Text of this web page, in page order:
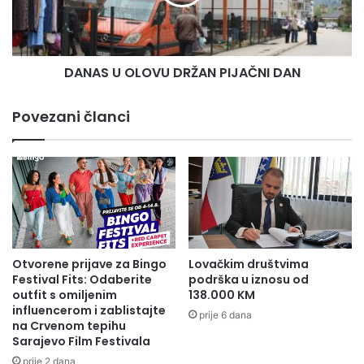
pripadnika branilačke populacije – pojasnio je
Mušija.
odobrilo je dodatnih 200.000 KM Općini Maglaj za
dvorane srednjih škola u Maglaju.
Press služba ZDK
a
n
Z
D
K
-
a
:
B
o
j
a
p
r
i
s
L
O
R
Ž
A
N
P
I
J
A
Č
N
I
D
A
N
DANAS U OLOVU DRŽAN PIJAČNI DAN
Povezani članci
Otvorene prijave za Bingo
Festival Fits: Odaberite
outfit s omiljenim
influencerom i zablistajte
na Crvenom tepihu
Sarajevo Film Festivala
prije 2 dana
Lovačkim društvima
podrška u iznosu od
138.000 KM
prije 6 dana